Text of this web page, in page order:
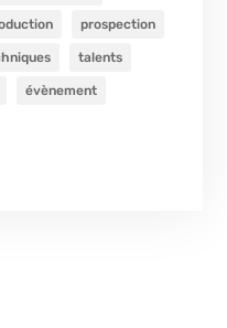
prospection
talents
évènement